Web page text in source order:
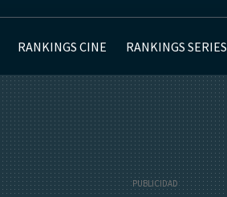
RANKINGS CINE RANKINGS SERIES